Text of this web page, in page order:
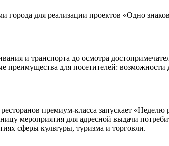
города для реализации проектов «Одно
и транспорта до осмотра
для посетителей:
премиум-класса запускает
мероприятия для адресной выдачи
сферы культуры, туризма и торговли.